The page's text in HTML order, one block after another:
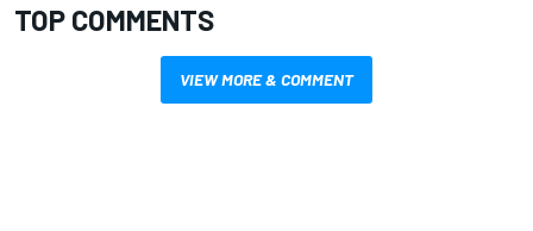
TOP COMMENTS
VIEW MORE & COMMENT